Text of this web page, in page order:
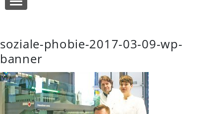
soziale-phobie-2017-03-09-wp-
banner